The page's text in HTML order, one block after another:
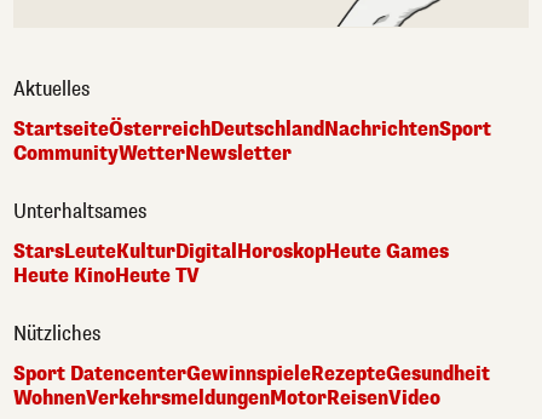
Aktuelles
StartseiteÖsterreichDeutschlandNachrichtenSport
CommunityWetterNewsletter
Unterhaltsames
StarsLeuteKulturDigital HoroskopHeute Games
Heute KinoHeute TV
Nützliches
Sport DatencenterGewinnspieleRezepteGesundheit
WohnenVerkehrsmeldungenMotorReisenVideo